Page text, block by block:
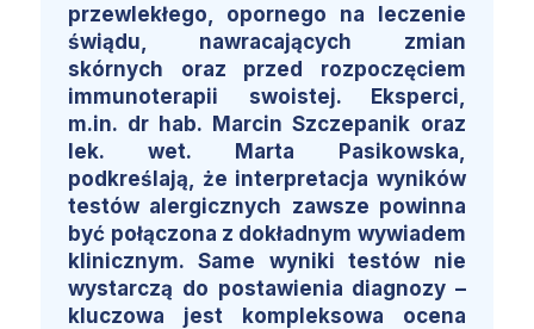
przewlekłego, opornego na leczenie
świądu, nawracających zmian
skórnych oraz przed rozpoczęciem
immunoterapii swoistej. Eksperci,
m.in. dr hab. Marcin Szczepanik oraz
lek. wet. Marta Pasikowska,
podkreślają, że interpretacja wyników
testów alergicznych zawsze powinna
być połączona z dokładnym wywiadem
klinicznym. Same wyniki testów nie
wystarczą do postawienia diagnozy –
kluczowa jest kompleksowa ocena